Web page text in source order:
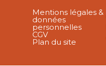
Mentions légales &
données
personnelles
CGV
Plan du site